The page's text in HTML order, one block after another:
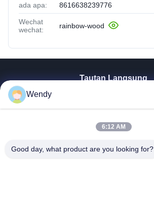
ada apa: 8616638239776
Wechat
wechat:
rainbow-wood
Tautan Langsung
Produk
Video
Pertunjukan VR
TENTANG KAMI
Wendy
6:12 AM
Good day, what product are you looking for?